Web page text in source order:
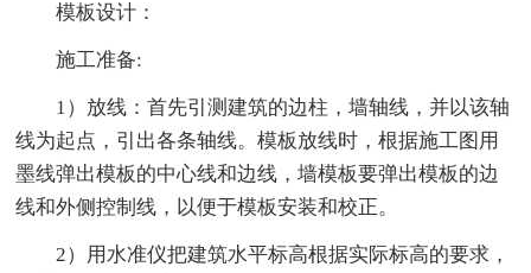
模板设计：
施工准备:
1）放线：首先引测建筑的边柱，墙轴线，并以该轴
线为起点，引出各条轴线。模板放线时，根据施工图用
墨线弹出模板的中心线和边线，墙模板要弹出模板的边
线和外侧控制线，以便于模板安装和校正。
2）用水准仪把建筑水平标高根据实际标高的要求，